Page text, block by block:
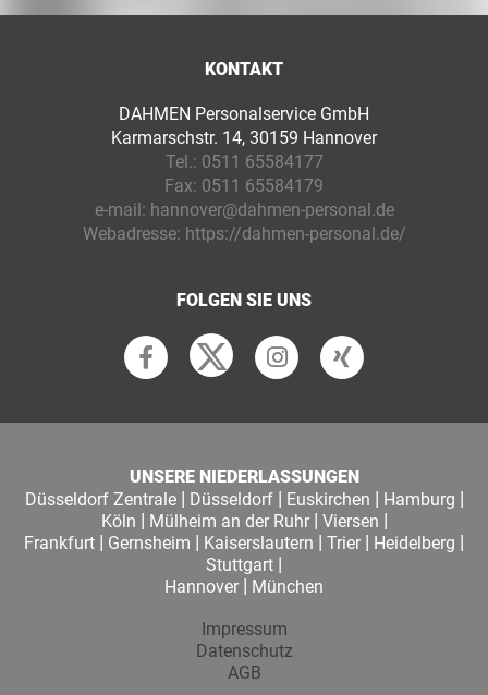
KONTAKT
DAHMEN Personalservice GmbH
Karmarschstr. 14, 30159 Hannover
Tel.: 0511 65584177
Fax: 0511 65584179
e-mail: hannover@dahmen-personal.de
Webadresse: https://dahmen-personal.de/
FOLGEN SIE UNS
UNSERE NIEDERLASSUNGEN
Düsseldorf Zentrale| Düsseldorf| Euskirchen | Hamburg |
Köln | Mülheim an der Ruhr| Viersen |
Frankfurt | Gernsheim | Kaiserslautern | Trier | Heidelberg |
Stuttgart |
Hannover | München
Impressum
Datenschutz
AGB